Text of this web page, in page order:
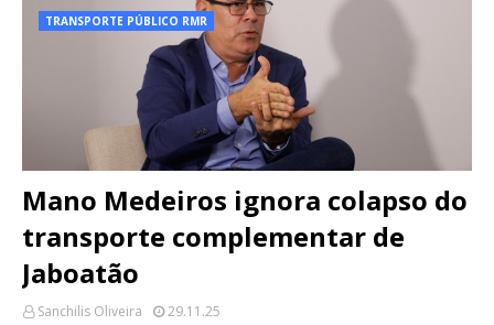
TRANSPORTE PÚBLICO RMR
Mano Medeiros ignora colapso do
transporte complementar de
Jaboatão
Sanchilis Oliveira 29.11.25